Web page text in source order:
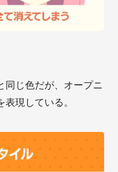
同じ色だが、オープニ
現している。